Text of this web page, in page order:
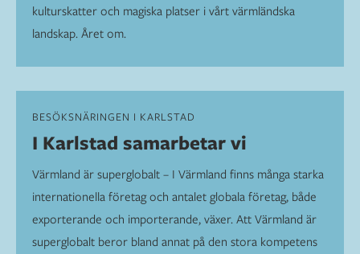
kulturskatter och magiska platser i vårt värmländska
landskap. Året om.
BESÖKSNÄRINGEN I KARLSTAD
I Karlstad samarbetar vi
Värmland är superglobalt – I Värmland finns många starka
internationella företag och antalet globala företag, både
exporterande och importerande, växer. Att Värmland är
superglobalt beror bland annat på den stora kompetens